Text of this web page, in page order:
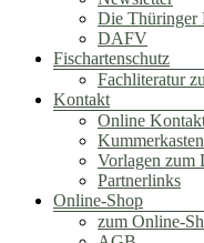
Die Thüringer
DAFV
Fischartenschutz
Fachliteratur
Kontakt
Online
Kummerkasten
Vorlagen zum
Partnerlinks
Online-Shop
zum Online-